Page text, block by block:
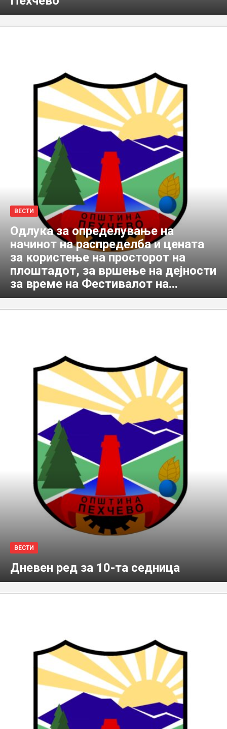
ВЕСТИ
Одлука за определување на
начинот на распределба и цената
за користење на просторот на
плоштадот, за вршење на дејности
за време на Фестивалот на...
ВЕСТИ
Дневен ред за 10-та седница